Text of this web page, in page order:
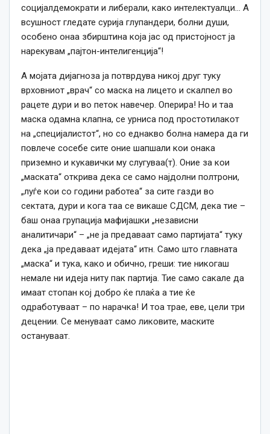
социјалдемократи и либерали, како интелектуалци… А
всушност гледате сурија глупандери, болни души,
особено онаа збирштина која јас од пристојност ја
нарекувам „пајтон-интелигенција“!
А мојата дијагноза ја потврдува никој друг туку
врховниот „врач“ со маска на лицето и скалпел во
рацете дури и во петок навечер. Оперира! Но и таа
маска одамна клапна, се урниса под простотилакот
на „специјалистот“, но со еднакво болна намера да ги
повлече сосебе сите оние шапшали кои онака
приземно и кукавички му слугуваа(т). Оние за кои
„маската“ открива дека се само најдолни полтрони,
„луѓе кои со години работеа“ за сите газди во
сектата, дури и кога таа се викаше СДСМ, дека тие –
баш онаа групација мафијашки „независни
аналитичари“ – „не ја предаваат само партијата“ туку
дека „ја предаваат идејата“ итн. Само што главната
„маска“ и тука, како и обично, греши: тие никогаш
немале ни идеја ниту пак партија. Тие само сакале да
имаат стопан кој добро ќе плаќа а тие ќе
одработуваат – по нарачка! И тоа трае, еве, цели три
децении. Се менуваат само ликовите, маските
остануваат.